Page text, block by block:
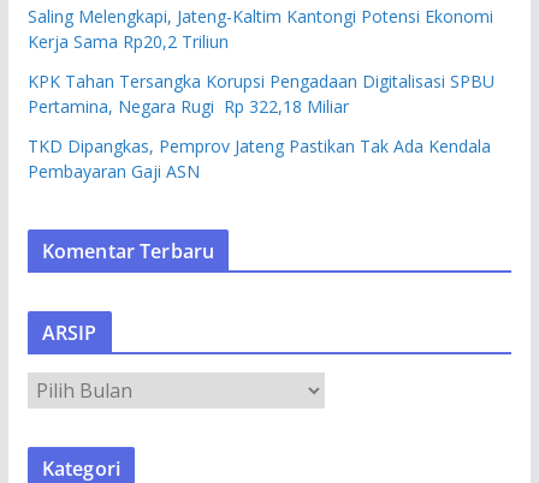
Saling Melengkapi, Jateng-Kaltim Kantongi Potensi Ekonomi
Kerja Sama Rp20,2 Triliun
KPK Tahan Tersangka Korupsi Pengadaan Digitalisasi SPBU
Pertamina, Negara Rugi Rp 322,18 Miliar
TKD Dipangkas, Pemprov Jateng Pastikan Tak Ada Kendala
Pembayaran Gaji ASN
Komentar Terbaru
ARSIP
R
S
Kategori